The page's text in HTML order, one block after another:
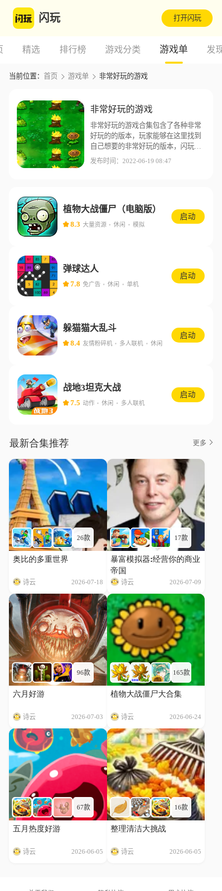
闪玩 打开闪玩
精选 排行榜 游戏分类 游戏单 发
当前位置： 首页 游戏单 非常好玩的游戏
非常好玩的游戏
非常好玩的游戏合集包含了各种非常
好玩的的版本，玩家能够在这里找到
自己想要的非常好玩的版本，闪玩游
戏盒子为了让玩家能够有更好的游戏
发布时间：2022-06-19 08:47
植物大战僵尸（电脑版）
8.3 大量资源 休闲 模拟
启动
弹球达人
7.8 免广告 休闲 单机
启动
躲猫猫大乱斗
8.4 友情粉碎机 多人联机 休闲
启动
战地3坦克大战
7.5 动作 休闲 多人联机
启动
最新合集推荐 更多
26款
奥比的多重世界
诗云 2026-07-18
17款
暴富模拟器:经营你的商业
帝国
诗云 2026-07-09
96款
六月好游
诗云 2026-07-03
165款
植物大战僵尸大合集
诗云 2026-06-24
67款
五月热度好游
诗云 2026-06-05
16款
整理清洁大挑战
诗云 2026-06-05